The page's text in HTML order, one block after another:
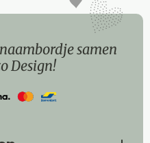
samen
Design!